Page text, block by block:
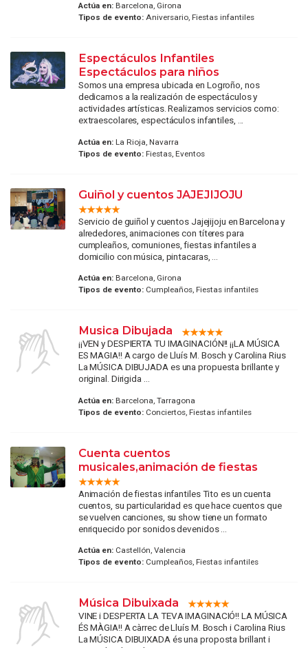
Actúa en:Barcelona, Girona
Tipos de evento:Aniversario, Fiestas infantiles
Espectáculos Infantiles
Espectáculos para niños
Somos una empresa ubicada en Logroño, nos
dedicamos a la realización de espectáculos y
actividades artísticas. Realizamos servicios como:
extraescolares, espectáculos infantiles, ...
Actúa en:La Rioja, Navarra
Tipos de evento:Fiestas, Eventos
Guiñol y cuentos JAJEJIJOJU
Servicio de guiñol y cuentos Jajejijoju en Barcelona y
alrededores, animaciones con títeres para
cumpleaños, comuniones, fiestas infantiles a
domicilio con música, pintacaras, ...
Actúa en:Barcelona, Girona
Tipos de evento:Cumpleaños, Fiestas infantiles
Musica Dibujada
¡¡VEN y DESPIERTA TU IMAGINACIÓN!! ¡¡LA MÚSICA
ES MAGIA!! A cargo de Lluís M. Bosch y Carolina Rius
La MÚSICA DIBUJADA es una propuesta brillante y
original. Dirigida ...
Actúa en:Barcelona, Tarragona
Tipos de evento:Conciertos, Fiestas infantiles
Cuenta cuentos
musicales,animación de fiestas
Animación de fiestas infantiles Tito es un cuenta
cuentos, su particularidad es que hace cuentos que
se vuelven canciones, su show tiene un formato
enriquecido por sonidos devenidos ...
Actúa en:Castellón, Valencia
Tipos de evento:Cumpleaños, Fiestas infantiles
Música Dibuixada
VINE i DESPERTA LA TEVA IMAGINACIÓ!! LA MÚSICA
ÉS MÀGIA!! A càrrec de Lluís M. Bosch i Carolina Rius
La MÚSICA DIBUIXADA és una proposta brillant i